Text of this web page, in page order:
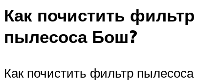
Как почистить фильтр
пылесоса Бош?
Как почистить фильтр пылесоса